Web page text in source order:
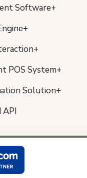
Software+
POS System+
Solution+
API